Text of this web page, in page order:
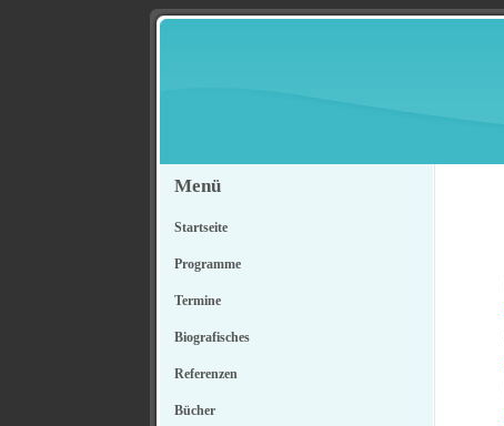
Menü
Startseite
Programme
Termine
Biografisches
Referenzen
Bücher